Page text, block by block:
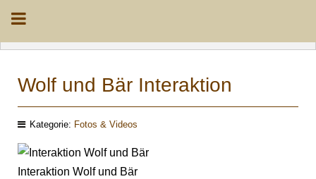
Wolf und Bär Interaktion
Kategorie: Fotos & Videos
Interaktion Wolf und Bär